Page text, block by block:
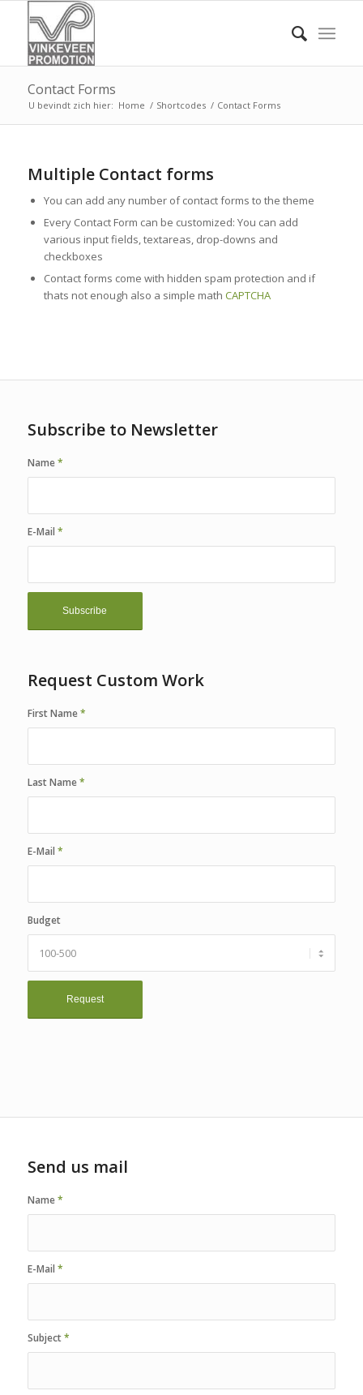
Contact Forms
U bevindt zich hier: Home / Shortcodes / Contact Forms
Multiple Contact forms
You can add any number of contact forms to the theme
Every Contact Form can be customized: You can add
various input fields, textareas, drop-downs and
checkboxes
Contact forms come with hidden spam protection and if
thats not enough also a simple math CAPTCHA
Subscribe to Newsletter
Name*
E-Mail *
Request Custom Work
First Name*
Last Name*
E-Mail *
Budget
Send us mail
Name*
E-Mail *
Subject*